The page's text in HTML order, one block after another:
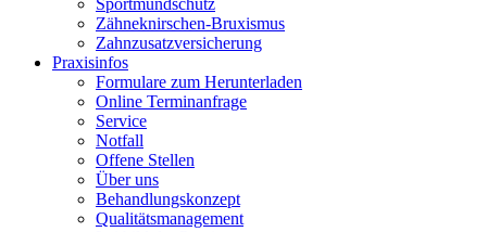
Sportmundschutz
Zähneknirschen-Bruxismus
Zahnzusatzversicherung
Praxisinfos
Formulare zum Herunterladen
Online Terminanfrage
Service
Notfall
Offene Stellen
Über uns
Behandlungskonzept
Qualitätsmanagement